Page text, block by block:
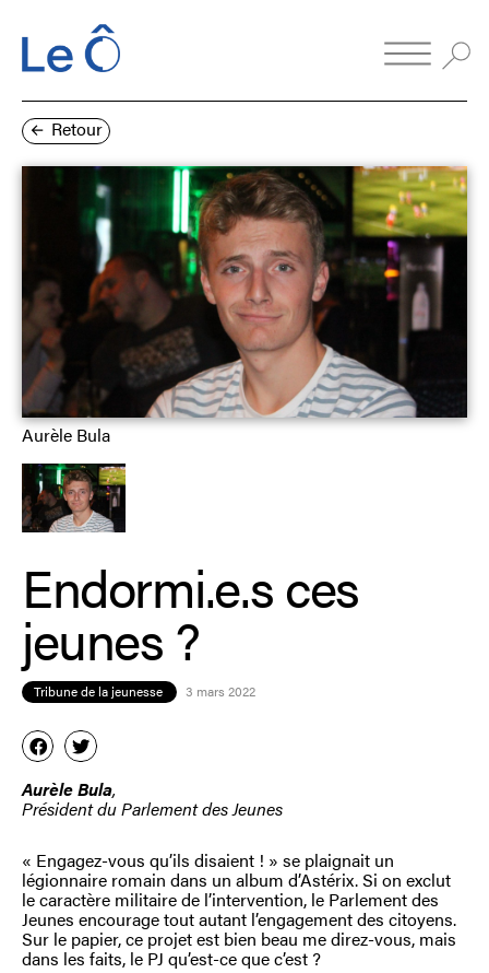
Retour
Endormi.e.s ces
jeunes ?
Tribune de la jeunesse 3 mars 2022
Aurèle Bula,
Président du Parlement des Jeunes
« Engagez-vous qu’ils disaient ! » se plaignait un
légionnaire romain dans un album d’Astérix. Si on exclut
le caractère militaire de l’intervention, le Parlement des
Jeunes encourage tout autant l’engagement des citoyens.
Sur le papier, ce projet est bien beau me direz-vous, mais
dans les faits, le PJ qu’est-ce que c’est ?
Aurèle Bula